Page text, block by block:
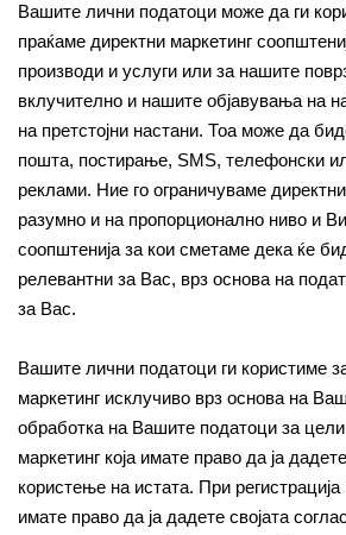
Вашите лични податоци може да ги
праќаме директни маркетинг
производи и услуги или за нашите
вклучително и нашите објавувања на
на претстојни настани. Тоа може да
пошта, постирање, SMS, телефонски
реклами. Ние го ограничуваме
разумно и на пропорционално ниво и
соопштенија за кои сметаме дека ќе
релевантни за Вас, врз основа на
за Вас.
Вашите лични податоци ги користиме
маркетинг исклучиво врз основа на
обработка на Вашите податоци за
маркетинг која имате право да ја
користење на истата. При регистрација
имате право да ја дадете својата